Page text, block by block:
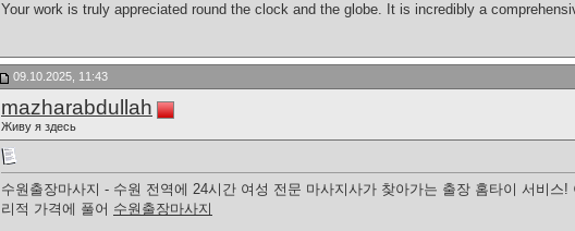
Your work is truly appreciated round the clock and the globe. It is incredibly a
09.10.2025, 11:43
mazharabdullah
Живу я здесь
수원출장마사지 - 수원 전역에 24시간 여성 전문 마사지사가 찾아가는 출장 홈타이 서비
리적 가격에 풀어 수원출장마사지